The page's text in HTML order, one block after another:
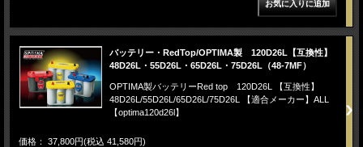
バッテリー・RedTop/OPTIMA製 120D26L【互換性】
48D26L・55D26L・65D26L・75D26L（48-7MF）
OPTIMA製バッテリーRed top 120D26L 【互換性】
48D26L/55D26L/65D26L/75D26L 【適合メーカー】ALL
【optima120d26l】
価格： 37,800円(税込 41,580円)